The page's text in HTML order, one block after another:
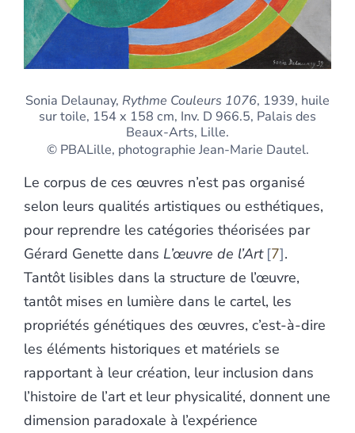
Sonia Delaunay, Rythme Couleurs 1076, 1939, huile
sur toile, 154 x 158 cm, Inv. D 966.5, Palais des
Beaux-Arts, Lille.
© PBALille, photographie Jean-Marie Dautel.
Le corpus de ces œuvres n’est pas organisé
selon leurs qualités artistiques ou esthétiques,
pour reprendre les catégories théorisées par
Gérard Genette dans L’œuvre de l’Art 7 .
Tantôt lisibles dans la structure de l’œuvre,
tantôt mises en lumière dans le cartel, les
propriétés génétiques des œuvres, c’est-à-dire
les éléments historiques et matériels se
rapportant à leur création, leur inclusion dans
l’histoire de l’art et leur physicalité, donnent une
dimension paradoxale à l’expérience